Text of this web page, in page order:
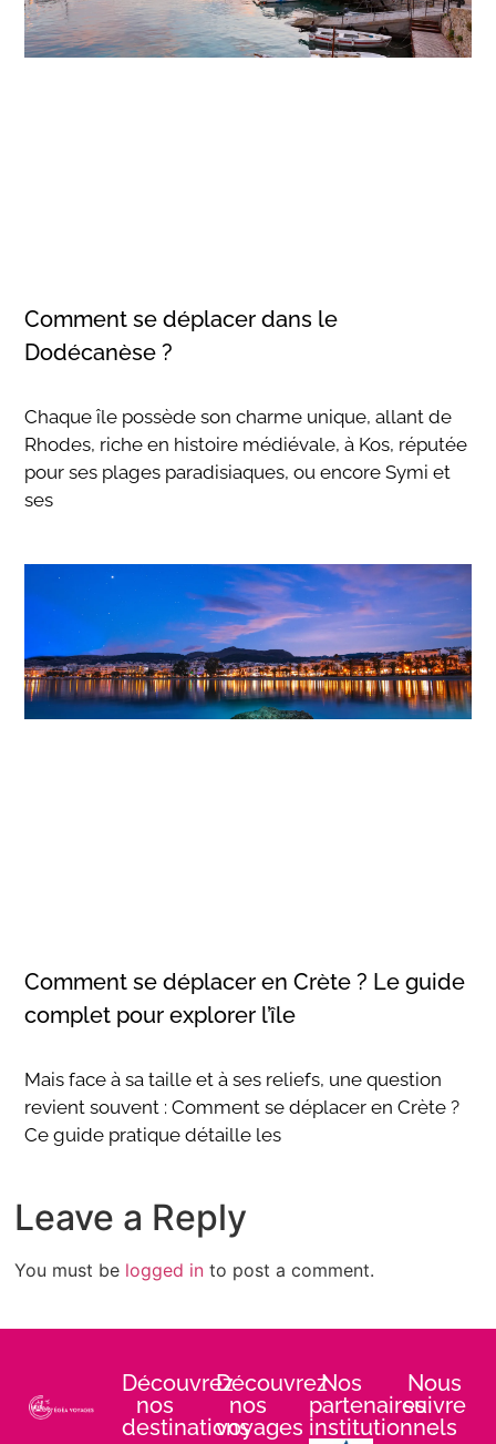
Comment se déplacer dans le
Dodécanèse ?
Chaque île possède son charme unique, allant de
Rhodes, riche en histoire médiévale, à Kos, réputée
pour ses plages paradisiaques, ou encore Symi et
ses
Comment se déplacer en Crète ? Le guide
complet pour explorer l’île
Mais face à sa taille et à ses reliefs, une question
revient souvent : Comment se déplacer en Crète ?
Ce guide pratique détaille les
Leave a Reply
You must be logged in to post a comment.
Découvrez
nos
destinations
Découvrez
nos
voyages
Nos
partenaires
institutionnels
Nous
suivre
: